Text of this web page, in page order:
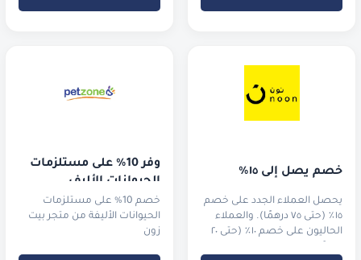
خصم يصل إلى ١٥٪
يحصل العملاء الجدد على خصم
١٥٪ (حتى ٧٥ درهمًا). والعملاء
الحاليون على خصم ١٠٪ (حتى ٢٠
وفر 10% على مستلزمات
الحيوانات الأليف
خصم 10% على مستلزمات
الحيوانات الأليفة من متجر بيت
زون